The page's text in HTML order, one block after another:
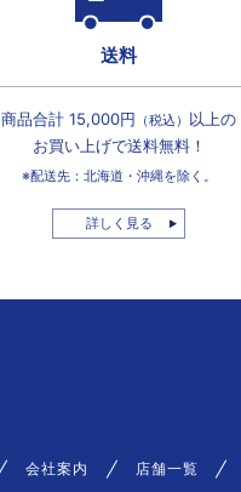
送料
商品合計 15,000円 （税込） 以上の
お買い上げで送料無料！
※配送先：北海道・沖縄を除く。
詳しく見る
会社案内 店舗一覧